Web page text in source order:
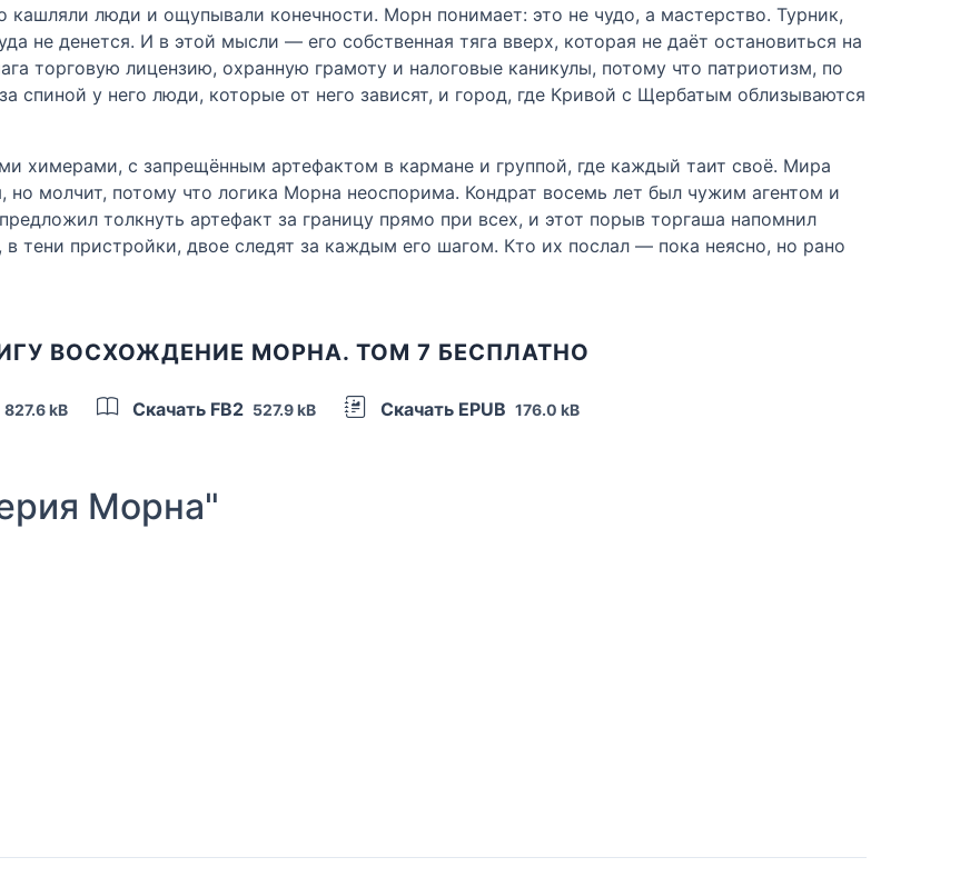
кашляли люди и ощупывали конечности. Морн понимает: это не чудо, а мастерство. Турник,
не денется. И в этой мысли — его собственная тяга вверх, которая не даёт остановиться на
торговую лицензию, охранную грамоту и налоговые каникулы, потому что патриотизм, по
спиной у него люди, которые от него зависят, и город, где Кривой с Щербатым облизываются
химерами, с запрещённым артефактом в кармане и группой, где каждый таит своё. Мира
но молчит, потому что логика Морна неоспорима. Кондрат восемь лет был чужим агентом и
толкнуть артефакт за границу прямо при всех, и этот порыв торгаша напомнил
тени пристройки, двое следят за каждым его шагом. Кто их послал — пока неясно, но рано
ВОСХОЖДЕНИЕ МОРНА. ТОМ 7 БЕСПЛАТНО
827.6 kB Скачать FB2 527.9 kB Скачать EPUB 176.0 kB
Морна"